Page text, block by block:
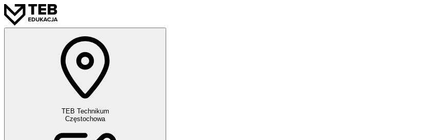
TEB Technikum
Częstochowa